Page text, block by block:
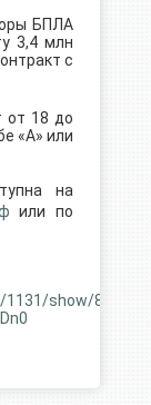
БПЛА
3,4 млн
с
от 18 до
«А» или
на
или по
1131/show/